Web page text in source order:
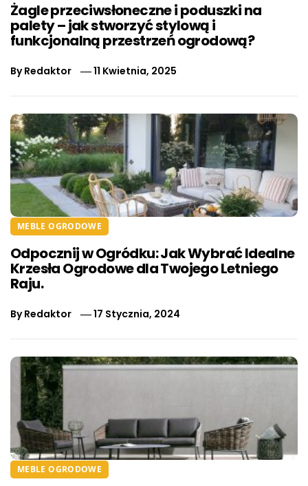
Żagle przeciwsłoneczne i poduszki na
palety – jak stworzyć stylową i
funkcjonalną przestrzeń ogrodową?
ByRedaktor 11 Kwietnia, 2025
MEBLE OGRODOWE
Odpocznij w Ogródku: Jak Wybrać Idealne
Krzesła Ogrodowe dla Twojego Letniego
Raju.
ByRedaktor 17 Stycznia, 2024
MEBLE OGRODOWE